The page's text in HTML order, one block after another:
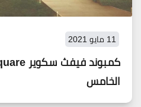
11 مايو 2021
الخامس